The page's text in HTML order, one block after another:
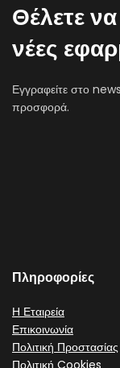
Θέλετε
νέες
Εγγραφείτε στο
προσφορά.
Πληροφορίες
Η Εταιρεία
Επικοινωνία
Πολιτική Προστασίας
Πολιτική Cookies